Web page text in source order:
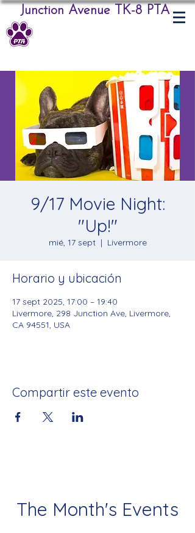
Junction Avenue TK-8 PTA
9/17 Movie Night:
"Up!"
mié, 17 sept
  |
Livermore
Horario y ubicación
17 sept 2025, 17:00 – 19:40
Livermore, 298 Junction Ave, Livermore,
CA 94551, USA
Compartir este evento
The Month's Events